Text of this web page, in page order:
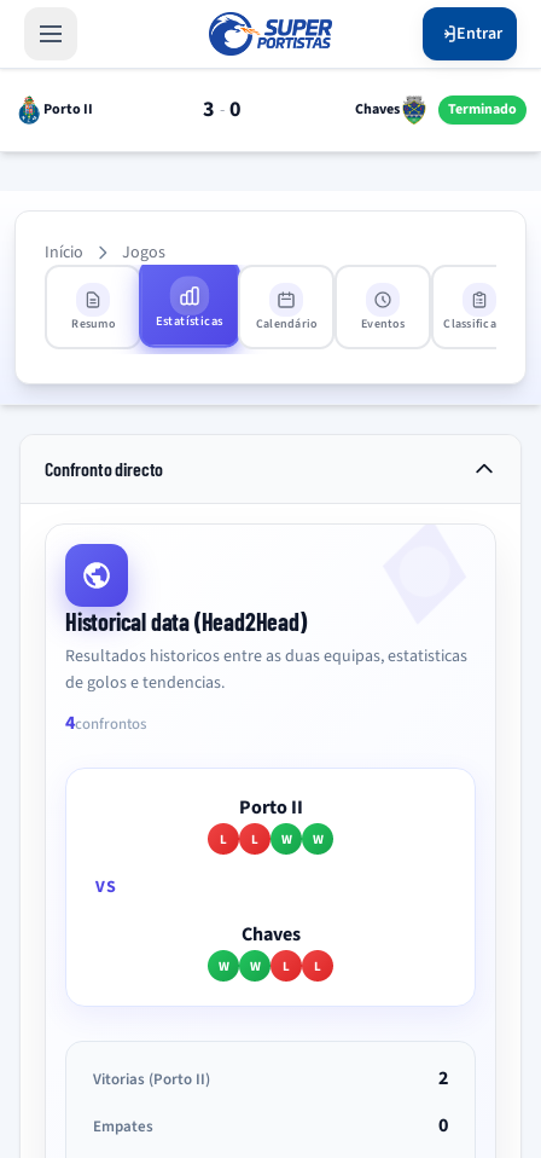
Entrar
Porto II 3 - 0 Chaves Terminado
Início Jogos
Resumo Estatísticas Calendário Eventos Classificação
Confronto directo
Historical data (Head2Head)
Resultados historicos entre as duas equipas, estatisticas
de golos e tendencias.
4confrontos
Porto II
L L W W
VS
Chaves
W W L L
Vitorias (Porto II) 2
Empates 0